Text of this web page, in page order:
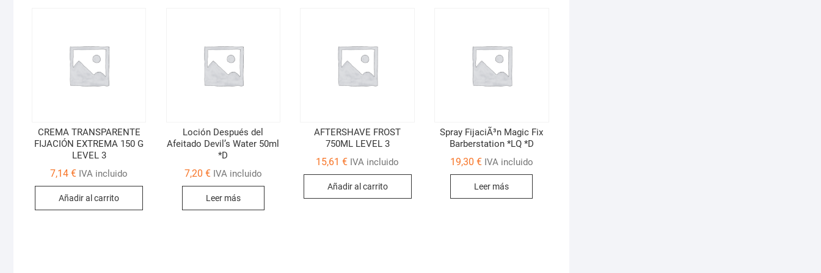
CREMA TRANSPARENTE
FIJACIÓN EXTREMA 150 G
LEVEL 3
7,14€ IVA incluido
Añadir al carrito
Loción Después del
Afeitado Devil’s Water 50ml
*D
7,20 € IVA incluido
Leer más
AFTERSHAVE FROST
750ML LEVEL 3
15,61€ IVA incluido
Añadir al carrito
Spray FijaciÃ³n Magic Fix
Barberstation *LQ *D
19,30 € IVA incluido
Leer más